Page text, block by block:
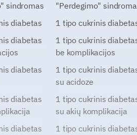
sindromas
diabetas
diabetas
diabetas
diabetas
diabetas
"Perdegimo"
1 tipo cukrinis
1 tipo cukrinis
be komplikacijos
1 tipo cukrinis
su acidoze
1 tipo cukrinis
su akių komplikacija
1 tipo cukrinis